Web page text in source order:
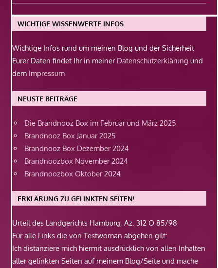
Beitrag:
WICHTIGE WISSENWERTE INFOS
Wichtige Infos rund um meinen Blog und der Sicherheit
Eurer Daten findet Ihr in meiner Datenschutzerklärung und
dem Impressum
NEUSTE BEITRÄGE
Die Brandnooz Box im Februar und März 2025
Brandnooz Box Januar 2025
Brandnooz Box Dezember 2024
Brandnoozbox November 2024
Brandnoozbox Oktober 2024
ERKLÄRUNG ZU GELINKTEN SEITEN!
Urteil des Landgerichts Hamburg, Az. 312 O 85/98
Für alle Links die von Testwoman abgehen gilt:
Ich distanziere mich hiermit ausdrücklich von allen Inhalten
aller gelinkten Seiten auf meinem Blog/Seite und mache